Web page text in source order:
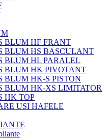
BLUM HF FRANT
BLUM HS BASCULANT
BLUM HL PARALEL
BLUM HK PIVOTANT
BLUM HK-S PISTON
BLUM HK-XS LIMITATOR
HK TOP
USI HAFELE